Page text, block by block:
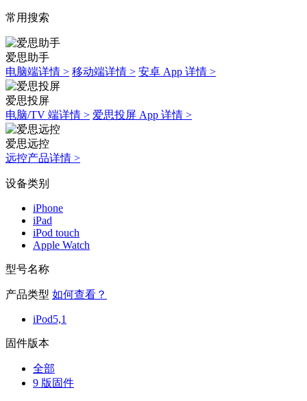
常用搜索
爱思助手
电脑端详情 > 移动端详情 > 安卓 App 详情 >
爱思投屏
电脑/TV 端详情 > 爱思投屏 App 详情 >
爱思远控
远控产品详情 >
设备类别
iPhone
iPad
iPod touch
Apple Watch
型号名称
产品类型 如何查看？
iPod5,1
固件版本
全部
9 版固件